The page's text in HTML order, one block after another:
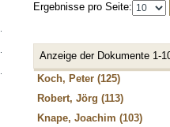
Ergebnisse pro Seite:
Anzeige der Dokumente 1-
Koch, Peter (125)
Robert, Jörg (113)
Knape, Joachim (103)